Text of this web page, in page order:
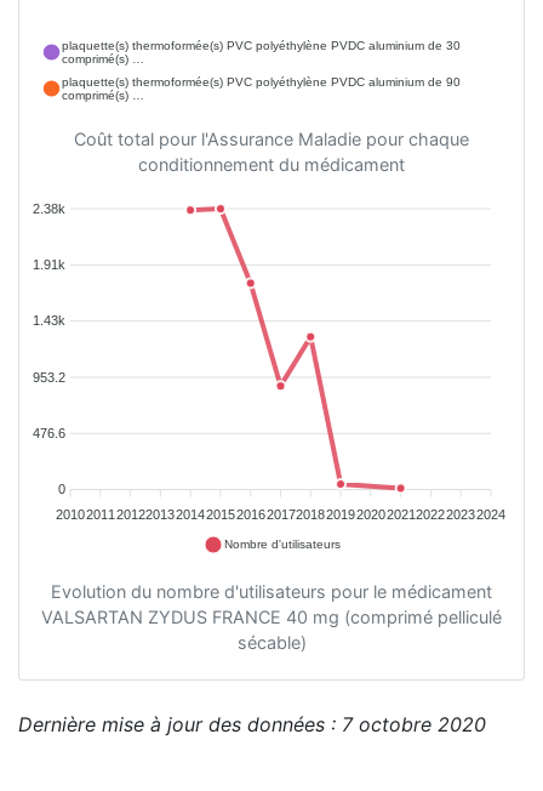
plaquette(s) thermoformée(s) PVC polyéthylène PVDC aluminium de 30
comprimé(s) …
plaquette(s) thermoformée(s) PVC polyéthylène PVDC aluminium de 90
comprimé(s) …
Coût total pour l'Assurance Maladie pour chaque
conditionnement du médicament
2.38k
1.91k
1.43k
953.2
476.6
0
20102011 2012201320142015201620172018201920202021 202220232024
Nombre d'utilisateurs
Evolution du nombre d'utilisateurs pour le médicament
VALSARTAN ZYDUS FRANCE 40 mg (comprimé pelliculé
sécable)
Dernière mise à jour des données : 7 octobre 2020